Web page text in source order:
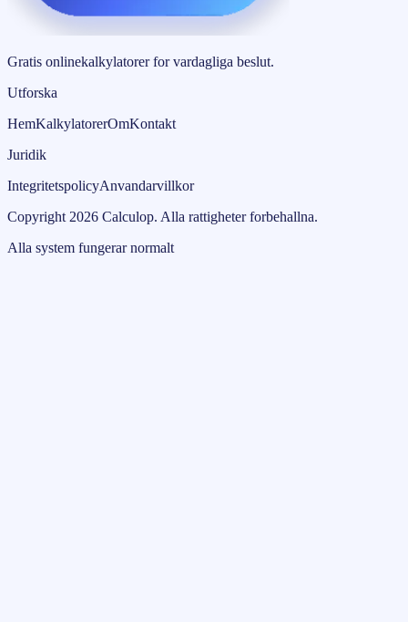
Gratis onlinekalkylatorer for vardagliga beslut.
Utforska
HemKalkylatorerOmKontakt
Juridik
IntegritetspolicyAnvandarvillkor
Copyright 2026 Calculop. Alla rattigheter forbehallna.
Alla system fungerar normalt